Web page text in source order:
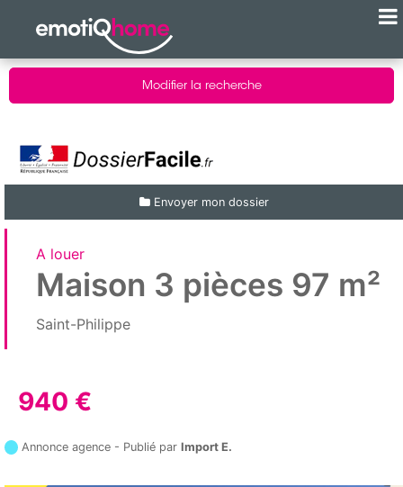
Modifier la recherche
Envoyer mon dossier
A louer
Maison 3 pièces 97 m²
Saint-Philippe
940 €
Annonce agence - Publié parImport E.